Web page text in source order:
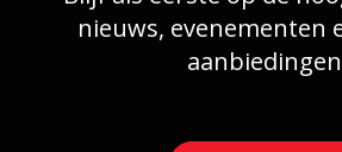
nieuws, evenementen